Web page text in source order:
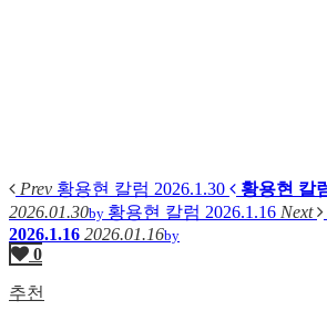
Prev 황용현 칼럼 2026.1.30
황용현 칼
2026.01.30by 황용현 칼럼 2026.1.16 Next
2026.1.16 2026.01.16by
0
추천